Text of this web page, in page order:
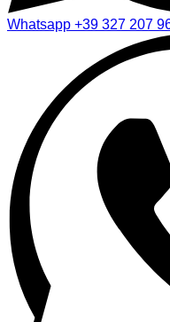
Whatsapp +39 327 207